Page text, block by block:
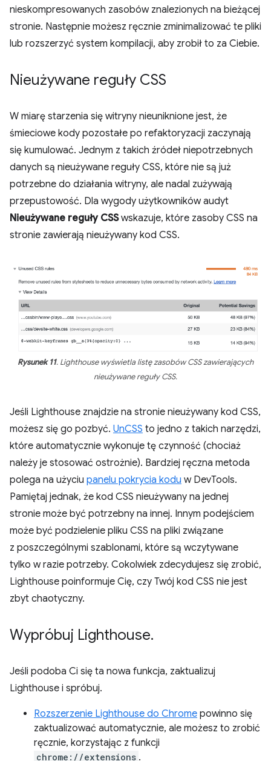
nieskompresowanych zasobów znalezionych na bieżącej
stronie. Następnie możesz ręcznie zminimalizować te pliki
lub rozszerzyć system kompilacji, aby zrobił to za Ciebie.
Nieużywane reguły CSS
W miarę starzenia się witryny nieuniknione jest, że
śmieciowe kody pozostałe po refaktoryzacji zaczynają
się kumulować. Jednym z takich źródeł niepotrzebnych
danych są nieużywane reguły CSS, które nie są już
potrzebne do działania witryny, ale nadal zużywają
przepustowość. Dla wygody użytkowników audyt
Nieużywane reguły CSSwskazuje, które zasoby CSS na
stronie zawierają nieużywany kod CSS.
Rysunek 11. Lighthouse wyświetla listę zasobów CSS zawierających
nieużywane reguły CSS.
Jeśli Lighthouse znajdzie na stronie nieużywany kod CSS,
możesz się go pozbyć. UnCSS to jedno z takich narzędzi,
które automatycznie wykonuje tę czynność (chociaż
należy je stosować ostrożnie). Bardziej ręczna metoda
polega na użyciu panelu pokrycia kodu w DevTools.
Pamiętaj jednak, że kod CSS nieużywany na jednej
stronie może być potrzebny na innej. Innym podejściem
może być podzielenie pliku CSS na pliki związane
z poszczególnymi szablonami, które są wczytywane
tylko w razie potrzeby. Cokolwiek zdecydujesz się zrobić,
Lighthouse poinformuje Cię, czy Twój kod CSS nie jest
zbyt chaotyczny.
Wypróbuj Lighthouse.
Jeśli podoba Ci się ta nowa funkcja, zaktualizuj
Lighthouse i spróbuj.
Rozszerzenie Lighthouse do Chrome powinno się
zaktualizować automatycznie, ale możesz to zrobić
ręcznie, korzystając z funkcji
chrome://extensions .